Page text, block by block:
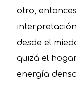
otro,
desde el
quizá el
energía